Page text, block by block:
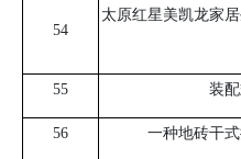
54
太原红星美凯龙家
55 装
56 一种地砖干